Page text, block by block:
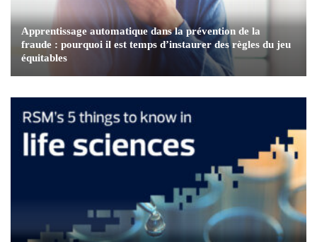
Apprentissage automatique dans la prévention de la
fraude : pourquoi il est temps d’instaurer des règles du jeu
équitables